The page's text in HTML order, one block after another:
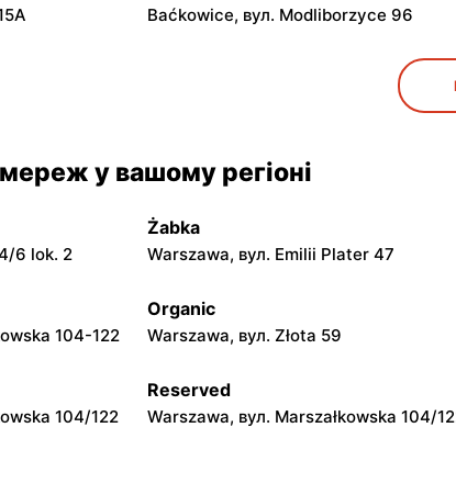
Baćkowice, вул. Modliborzyce 96
Jeżowe, вул. Zalesie 77
moje sklepy
Gumniska, вул. Gumniska 157C
moje sklepy
Jarosław, вул. Pełkińska 147
у вашому регіоні
6 lok. 2
Żabka
Warszawa, вул. Emilii Plater 47
104-122
Organic
Warszawa, вул. Złota 59
104/122
Reserved
Warszawa, вул. Marszałkowska 104/